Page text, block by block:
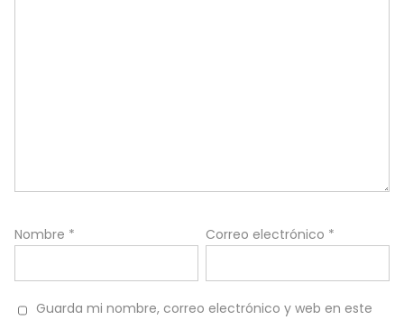
Nombre * Correo electrónico *
Guarda mi nombre, correo electrónico y web en este